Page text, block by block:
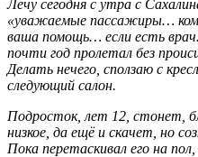
Лечу сегодня с утра с
«уважаемые пассажиры…
ваша помощь… если есть
почти год пролетал без
Делать нечего, сползаю с
следующий салон.
Подросток, лет 12, стонет,
низкое, да ещё и скачет, но
Пока перетаскивал его на